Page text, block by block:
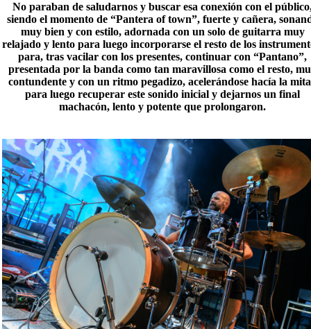
No paraban de saludarnos y buscar esa conexión con el
siendo el momento de “Pantera of town”, fuerte y cañera,
muy bien y con estilo, adornada con un solo de guitarra muy
relajado y lento para luego incorporarse el resto de los
para, tras vacilar con los presentes, continuar con “Pantano”,
presentada por la banda como tan maravillosa como el resto,
contundente y con un ritmo pegadizo, acelerándose hacía la
para luego recuperar este sonido inicial y dejarnos un final
machacón, lento y potente que prolongaron.